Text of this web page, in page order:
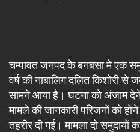
चम्पावत जनपद के बनबसा मे एक
वर्ष की नाबालिग दलित किशोरी से
सामने आया है। घटना को अंजाम देने
मामले की जानकारी परिजनों को
तहरीर दी गई। मामला दो